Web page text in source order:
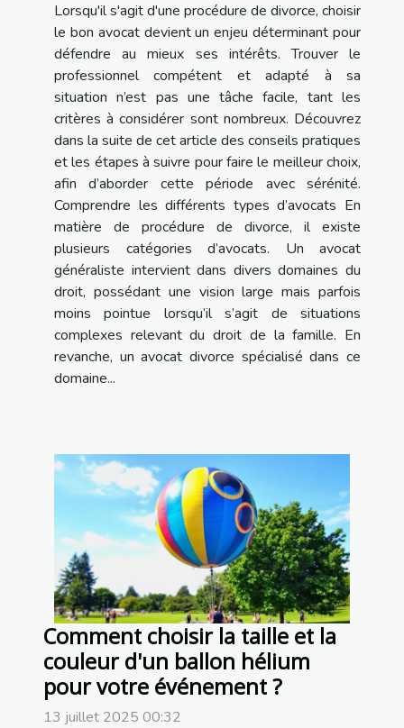
Lorsqu'il s'agit d'une procédure de divorce, choisir
le bon avocat devient un enjeu déterminant pour
défendre au mieux ses intérêts. Trouver le
professionnel compétent et adapté à sa
situation n’est pas une tâche facile, tant les
critères à considérer sont nombreux. Découvrez
dans la suite de cet article des conseils pratiques
et les étapes à suivre pour faire le meilleur choix,
afin d’aborder cette période avec sérénité.
Comprendre les différents types d’avocats En
matière de procédure de divorce, il existe
plusieurs catégories d’avocats. Un avocat
généraliste intervient dans divers domaines du
droit, possédant une vision large mais parfois
moins pointue lorsqu’il s’agit de situations
complexes relevant du droit de la famille. En
revanche, un avocat divorce spécialisé dans ce
domaine...
Comment choisir la taille et la
couleur d'un ballon hélium
pour votre événement ?
13 juillet 2025 00:32